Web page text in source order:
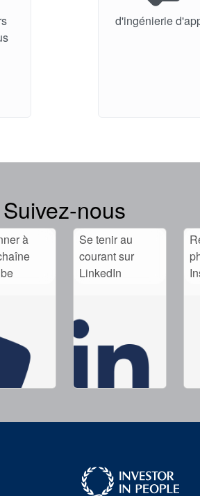
d'ingénierie
Suivez-nous
à
Se tenir au
courant sur
LinkedIn